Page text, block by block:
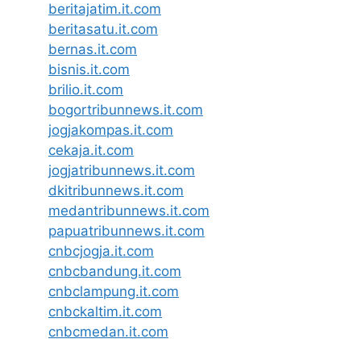
beritajatim.it.com
beritasatu.it.com
bernas.it.com
bisnis.it.com
brilio.it.com
bogortribunnews.it.com
jogjakompas.it.com
cekaja.it.com
jogjatribunnews.it.com
dkitribunnews.it.com
medantribunnews.it.com
papuatribunnews.it.com
cnbcjogja.it.com
cnbcbandung.it.com
cnbclampung.it.com
cnbckaltim.it.com
cnbcmedan.it.com